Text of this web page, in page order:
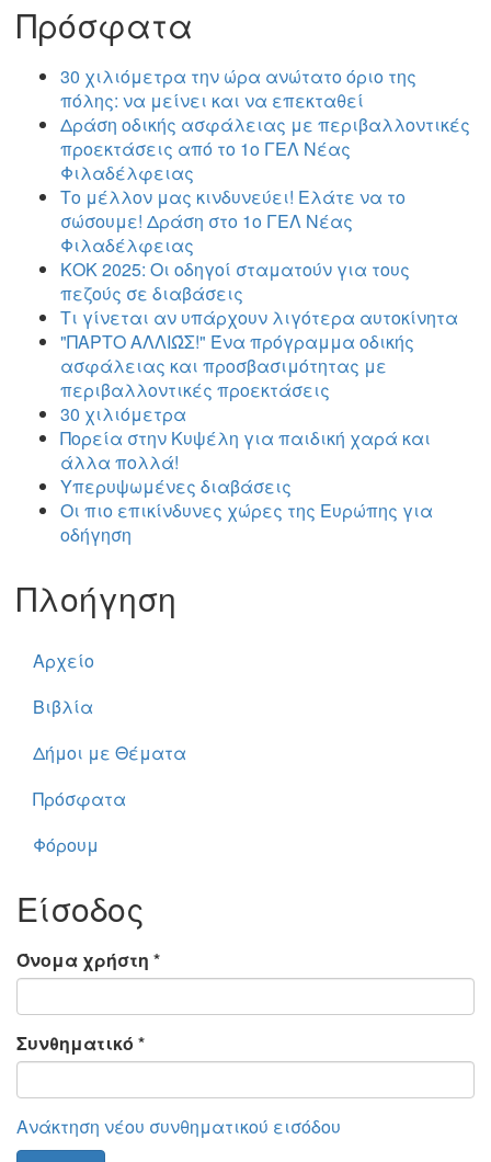
Πρόσφατα
30 χιλιόμετρα την ώρα ανώτατο όριο της
πόλης: να μείνει και να επεκταθεί
Δράση οδικής ασφάλειας με περιβαλλοντικές
προεκτάσεις από το 1ο ΓΕΛ Νέας
Φιλαδέλφειας
Το μέλλον μας κινδυνεύει! Ελάτε να το
σώσουμε! Δράση στο 1ο ΓΕΛ Νέας
Φιλαδέλφειας
ΚΟΚ 2025: Οι οδηγοί σταματούν για τους
πεζούς σε διαβάσεις
Τι γίνεται αν υπάρχουν λιγότερα αυτοκίνητα
"ΠΑΡΤΟ ΑΛΛΙΏΣ!" Ένα πρόγραμμα οδικής
ασφάλειας και προσβασιμότητας με
περιβαλλοντικές προεκτάσεις
30 χιλιόμετρα
Πορεία στην Κυψέλη για παιδική χαρά και
άλλα πολλά!
Υπερυψωμένες διαβάσεις
Οι πιο επικίνδυνες χώρες της Ευρώπης για
οδήγηση
Πλοήγηση
Αρχείο
Βιβλία
Δήμοι με Θέματα
Πρόσφατα
Φόρουμ
Είσοδος
Όνομα χρήστη *
Συνθηματικό *
Ανάκτηση νέου συνθηματικού εισόδου